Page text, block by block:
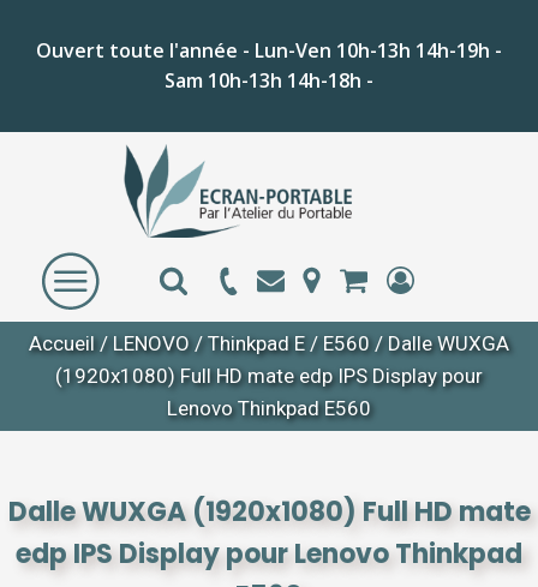
Ouvert toute l'année - Lun-Ven 10h-13h 14h-19h -
Sam 10h-13h 14h-18h -
Accueil/ LENOVO / Thinkpad E / E560 / Dalle WUXGA
(1920x1080) Full HD mate edp IPS Display pour
Lenovo Thinkpad E560
Dalle WUXGA (1920x1080) Full HD mate
edp IPS Display pour Lenovo Thinkpad